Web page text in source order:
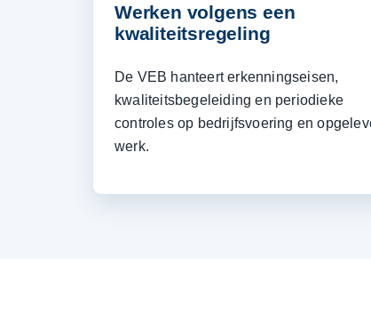
Werken volgens een
kwaliteitsregeling
De VEB hanteert erkenningseisen,
kwaliteitsbegeleiding en periodieke
controles op bedrijfsvoering en
werk.